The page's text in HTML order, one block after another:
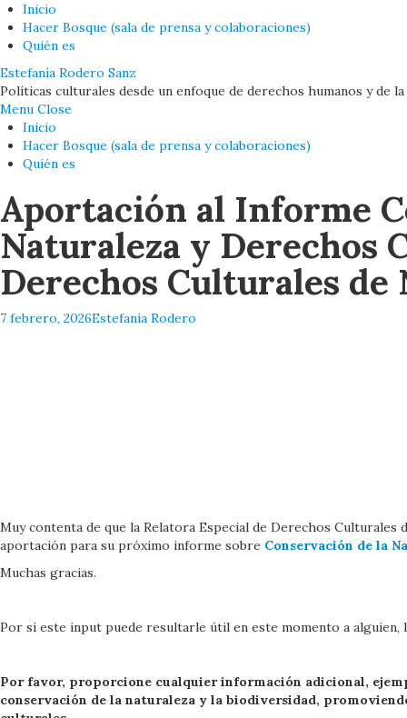
Inicio
Hacer Bosque (sala de prensa y colaboraciones)
Quién es
Estefanía Rodero Sanz
Políticas culturales desde un enfoque de derechos humanos y de
Menu Close
Inicio
Hacer Bosque (sala de prensa y colaboraciones)
Quién es
Aportación al Informe
Naturaleza y Derechos
Derechos Culturales de
7 febrero, 2026Estefanía Rodero
Muy contenta de que la Relatora Especial de Derechos Culturales
aportación para su próximo informe sobre Conservación de la
Muchas gracias.
Por si este input puede resultarle útil en este momento a
Por favor, proporcione cualquier información adicional,
conservación de la naturaleza y la biodiversidad,